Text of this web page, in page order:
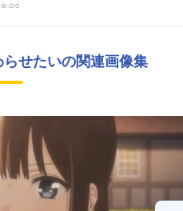
せたいの関連画像集